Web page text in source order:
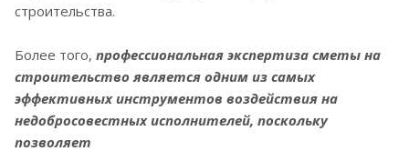
строительства.
Более того, профессиональная экспертиза сметы на
строительство является одним из самых
эффективных инструментов воздействия на
недобросовестных исполнителей, поскольку
позволяет